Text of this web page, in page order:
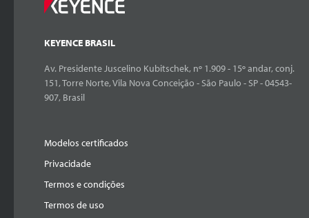
KEYENCE BRASIL
Av. Presidente Juscelino Kubitschek, nº 1.909 - 15º andar, conj.
151, Torre Norte, Vila Nova Conceição - São Paulo - SP - 04543-
907, Brasil
Modelos certificados
Privacidade
Termos e condições
Termos de uso